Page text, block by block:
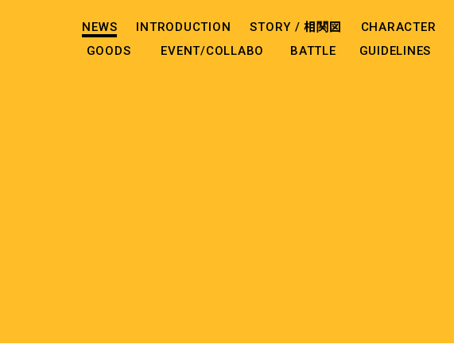
NEWS INTRODUCTION STORY /相関図 CHARACTER
GOODS
EVENT/COLLABO BATTLE GUIDELINES